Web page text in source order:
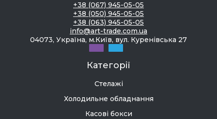
+38 (067) 945-05-05
+38 (050) 945-05-05
+38 (063) 945-05-05
info@art-trade.com.ua
04073, Україна, м.Київ, вул. Куренівська 27
Категорії
Стелажі
Холодильне обладнання
Касові бокси